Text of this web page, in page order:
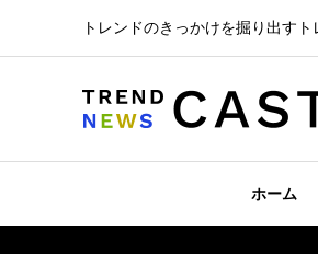
トレンドのきっかけを掘り出す
ホーム